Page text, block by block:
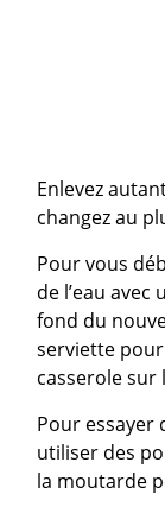
Enlevez
changez au
Pour vous
de l’eau
fond du
serviette pour
casserole sur
Pour essayer
utiliser des
la moutarde